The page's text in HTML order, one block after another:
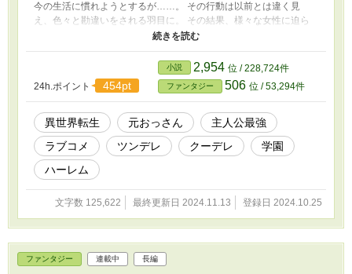
今の生活に慣れようとするが……。 その行動は以前とは違く見
え、色々と勘違いをされる羽目に。 その結果、様々な女性に迫ら
れることになる。 元婚約者にしてツンデレ王女、専属メイドのお
調子者エルフ、決闘を仕掛けてくるクーデレ竜人姫、世話をするこ
となったドジっ子犬耳娘など……。 「ハーレムは嫌だァァァァ！
どうしてこうなった！？」 今日も、そんな彼の悲鳴が響き渡る。
24h.ポイント
454pt
小説 2,954 位 / 228,724件
ファンタジー 506 位 / 53,294件
異世界転生 元おっさん
主人公最強
ラブコメ
ツンデレ クーデレ
学園
ハーレム
文字数 125,622 最終更新日 2024.11.13 登録日 2024.10.25
ファンタジー 連載中 長編